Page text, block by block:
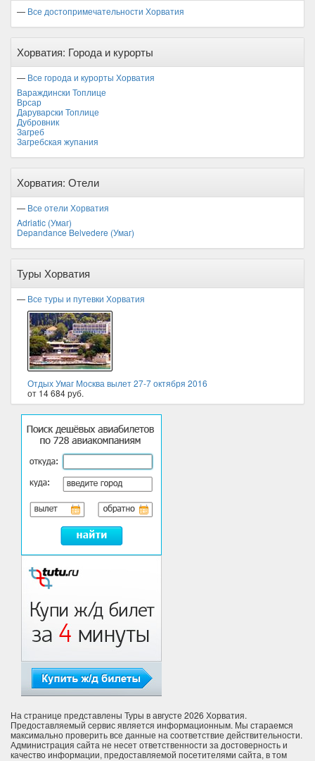
— Все достопримечательности Хорватия
Хорватия: Города и курорты
— Все города и курорты Хорватия
Вараждински Топлице
Врсар
Даруварски Топлице
Дубровник
Загреб
Загребская жупания
Хорватия: Отели
— Все отели Хорватия
Adriatic (Умаг)
Depandance Belvedere (Умаг)
Туры Хорватия
— Все туры и путевки Хорватия
Отдых Умаг Москва вылет 27-7 октября 2016
от 14 684 руб.
На странице представлены Туры в августе 2026 Хорватия.
Предоставляемый сервис является информационным. Мы стараемся
максимально проверить все данные на соответствие действительности.
Администрация сайта не несет ответственности за достоверность и
качество информации, предоставляемой посетителями сайта, в том